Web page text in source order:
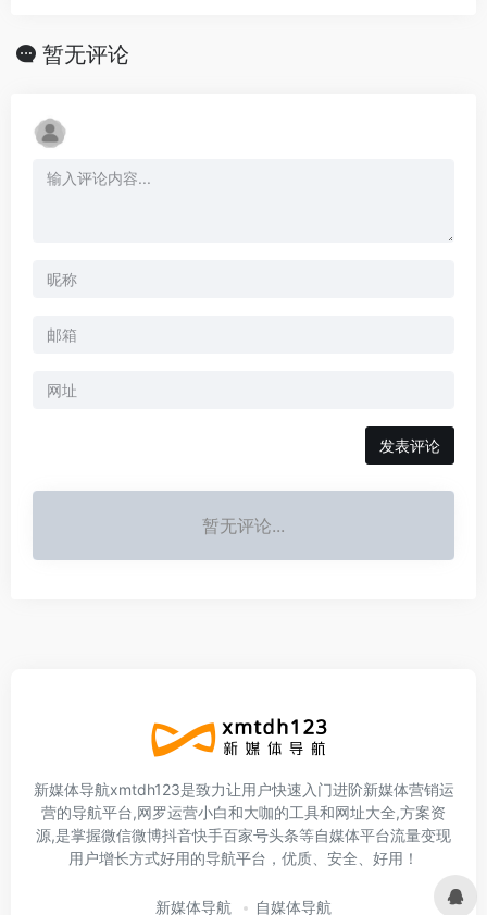
暂无评论
暂无评论...
新媒体导航xmtdh123是致力让用户快速入门进阶新媒体营销运
营的导航平台,网罗运营小白和大咖的工具和网址大全,方案资
源,是掌握微信微博抖音快手百家号头条等自媒体平台流量变现
用户增长方式好用的导航平台，优质、安全、好用！
新媒体导航 自媒体导航